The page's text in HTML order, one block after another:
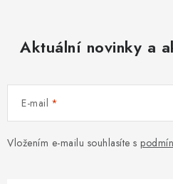
Aktuální novinky a
E-mail
Vložením e-mailu souhlasíte s